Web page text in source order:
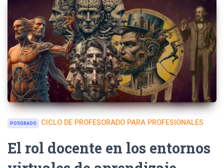
POSGRADO CICLO DE PROFESORADO PARA PROFESIONALES
El rol docente en los entornos